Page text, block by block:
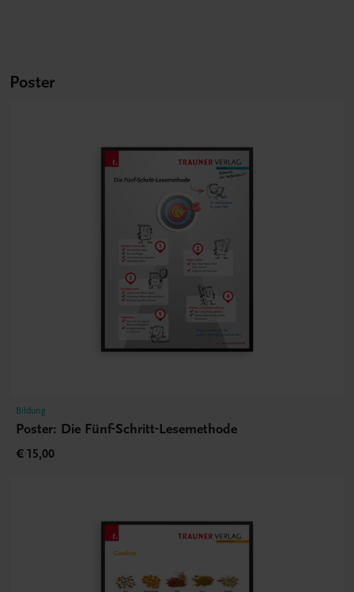
Poster
Bildung
Poster: Die Fünf-Schritt-Lesemethode
€ 15,00